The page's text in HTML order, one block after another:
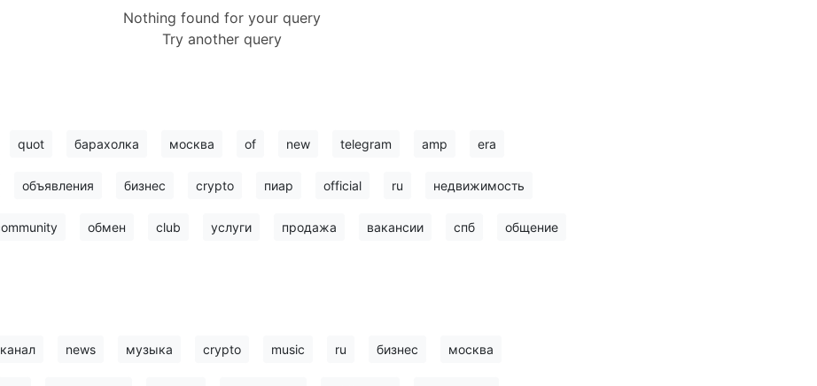
Nothing found for your query
Try another query
quot барахолка москва of new telegram amp era
объявления бизнес crypto пиар official ru недвижимость
обмен club услуги продажа вакансии спб общение
канал news музыка crypto music ru бизнес москва